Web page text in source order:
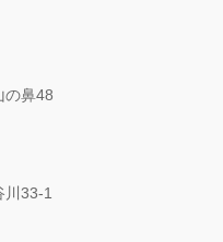
の鼻48
川33-1